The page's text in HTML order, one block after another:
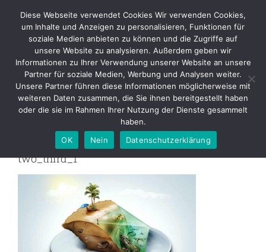
content
two_third_1
Zurück
two_third_1
Diese Webseite verwendet Cookies Wir verwenden Cookies,
um Inhalte und Anzeigen zu personalisieren, Funktionen für
soziale Medien anbieten zu können und die Zugriffe auf
unsere Website zu analysieren. Außerdem geben wir
Informationen zu Ihrer Verwendung unserer Website an unsere
Partner für soziale Medien, Werbung und Analysen weiter.
Unsere Partner führen diese Informationen möglicherweise mit
weiteren Daten zusammen, die Sie ihnen bereitgestellt haben
oder die sie im Rahmen Ihrer Nutzung der Dienste gesammelt
haben.
OK
Nein Datenschutzerklärung